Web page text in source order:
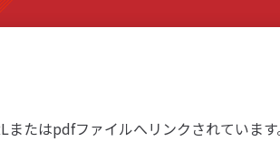
らくらく
またはpdfファイルへリンクされています